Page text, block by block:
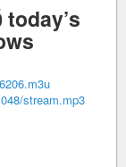
stream.mp3